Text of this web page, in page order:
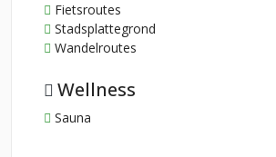
Fietsroutes
Stadsplattegrond
Wandelroutes
Wellness
Sauna